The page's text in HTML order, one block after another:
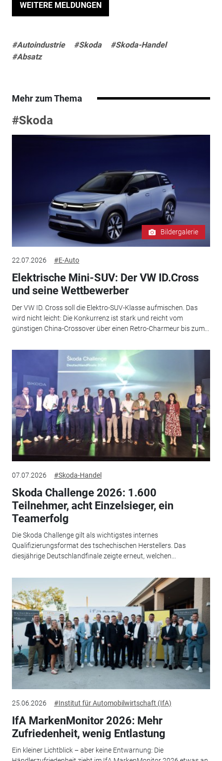
WEITERE MELDUNGEN
#Autoindustrie #Skoda
#Skoda-Handel
#Absatz
Mehr zum Thema
#Skoda
Bildergalerie
22.07.2026 #E-Auto
Elektrische Mini-SUV: Der VW ID.Cross
und seine Wettbewerber
Der VW ID. Cross soll die Elektro-SUV-Klasse aufmischen. Das
wird nicht leicht: Die Konkurrenz ist stark und reicht vom
günstigen China-Crossover über einen Retro-Charmeur bis zum...
07.07.2026 #Skoda-Handel
Skoda Challenge 2026: 1.600
Teilnehmer, acht Einzelsieger, ein
Teamerfolg
Die Skoda Challenge gilt als wichtigstes internes
Qualifizierungsformat des tschechischen Herstellers. Das
diesjährige Deutschlandfinale zeigte erneut, welchen...
25.06.2026 #Institut für Automobilwirtschaft (IfA)
IfA MarkenMonitor 2026: Mehr
Zufriedenheit, wenig Entlastung
Ein kleiner Lichtblick – aber keine Entwarnung: Die